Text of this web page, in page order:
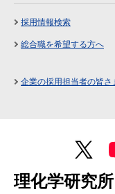
採用情報検索
総合職を希望する方へ
企業の採用担当者の皆さ
理化学研究所